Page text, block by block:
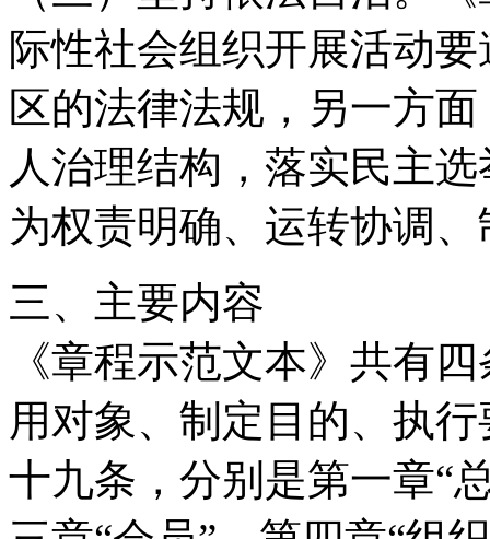
际性社会组织开展活动
区的法律法规，另一方
人治理结构，落实民主
为权责明确、运转协调
三、主要内容
《章程示范文本》共有
用对象、制定目的、执
十九条，分别是第一章“